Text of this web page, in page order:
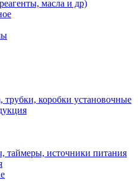
масла и др)
трубки, коробки установочные
таймеры, источники питания